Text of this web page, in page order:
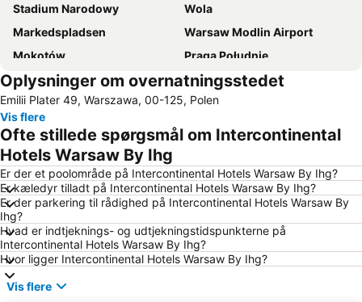
Stadium Narodowy
Wola
Markedspladsen
Warsaw Modlin Airport
Mokotów
Praga Południe
Casinos Poland Hotel Marriott
Bemowo
Palladium
Palace of Culture and Science
Praga Północ
Włochy
Cafe Milano
Krakowskie Przedmieście
Wawer
Jutrzenka - Skate Park
EXPO XXI Centrum
Boathouse
Promenada
Golden Terraces
Stacja metra Pole Mokotowskie
Muzeum Historii Żydów Polskich
Nowy Świat
CK Kopernik
Oplysninger om overnatningsstedet
Emilii Plater 49, Warszawa, 00-125, Polen
Vis flere
Ofte stillede spørgsmål om Intercontinental
Hotels Warsaw By Ihg
Er der et poolområde på Intercontinental Hotels Warsaw By Ihg?
Er kæledyr tilladt på Intercontinental Hotels Warsaw By Ihg?
Er der parkering til rådighed på Intercontinental Hotels Warsaw By
Ihg?
Hvad er indtjeknings- og udtjekningstidspunkterne på
Intercontinental Hotels Warsaw By Ihg?
Hvor ligger Intercontinental Hotels Warsaw By Ihg?
Vis flere